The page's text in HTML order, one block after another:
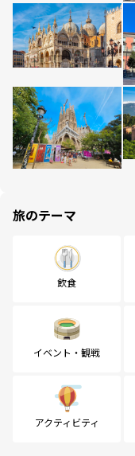
旅のテーマ
飲食
イベント・観戦
アクティビティ